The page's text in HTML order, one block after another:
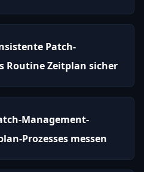
Patch-
Routine Zeitplan sicher
Management-
Prozesses messen